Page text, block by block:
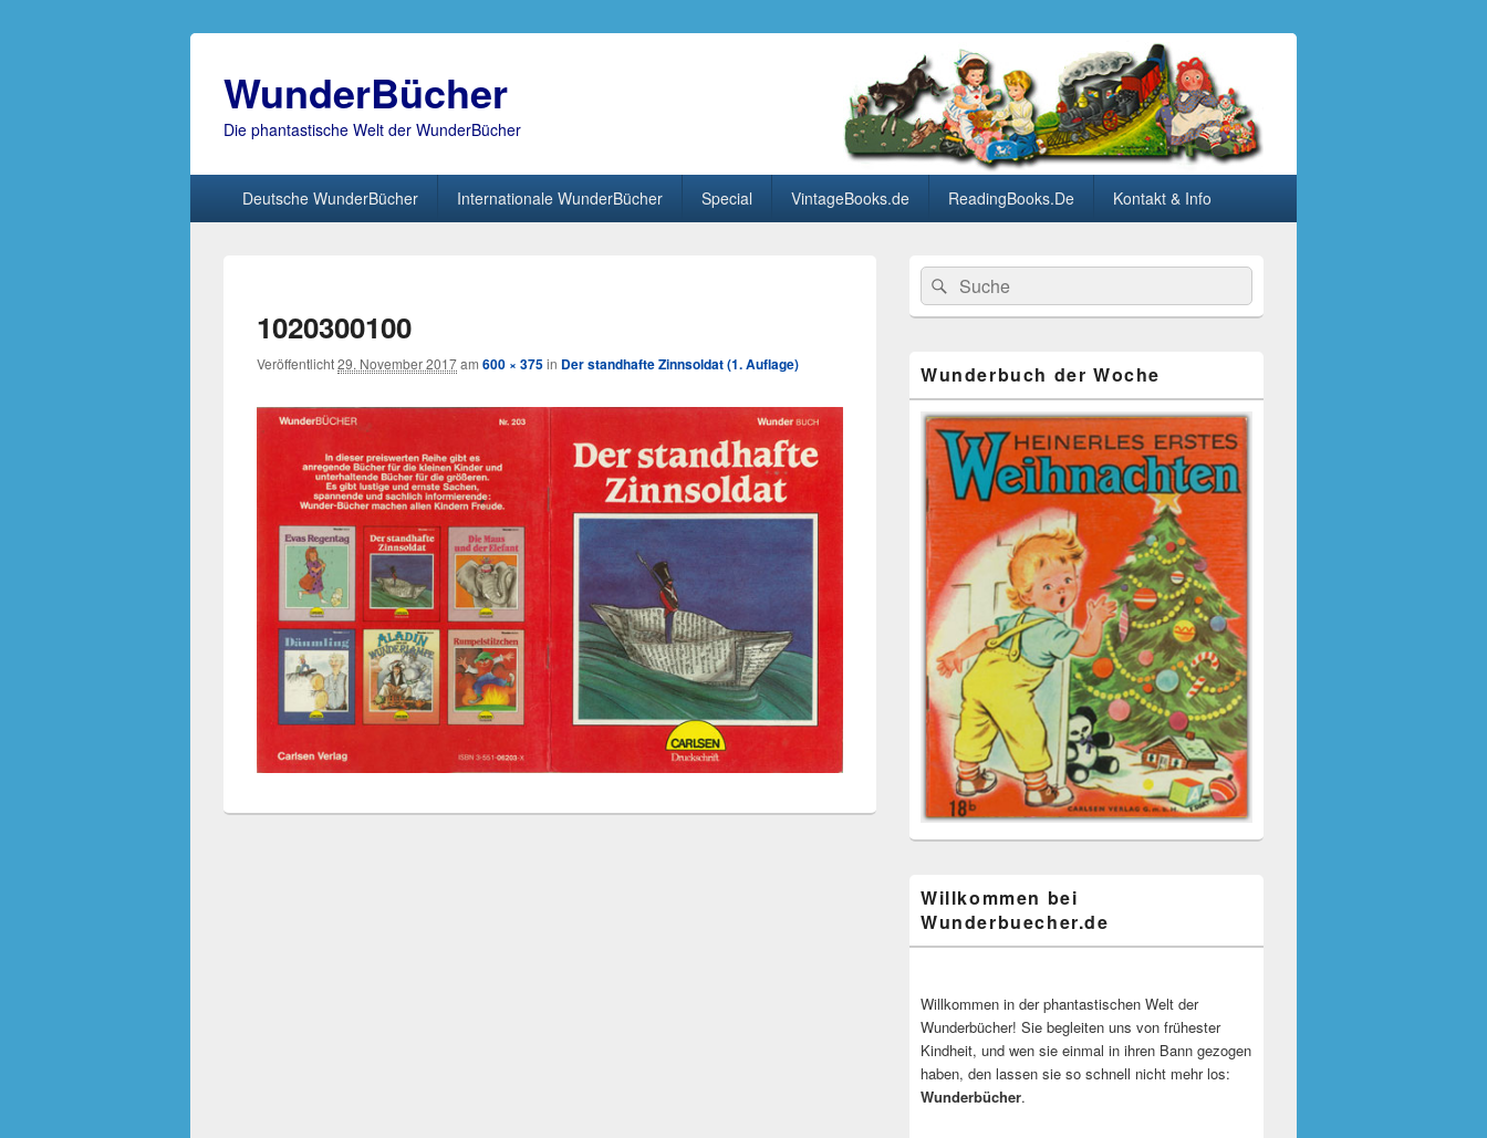
WunderBücher
Die phantastische Welt der WunderBücher
Deutsche WunderBücher Internationale WunderBücher Special VintageBooks.de ReadingBooks.De Kontakt & Info
Navigation
1020300100
Veröffentlicht29. November 2017am 600 × 375in Der standhafte Zinnsoldat (1. Auflage)
Primärer
Seitenleisten
Widget-
Bereich
Search
for:
Suche
Wunderbuch der Woche
Willkommen bei
Wunderbuecher.de
Willkommen in der phantastischen Welt der
Wunderbücher! Sie begleiten uns von frühester
Kindheit, und wen sie einmal in ihren Bann gezogen
haben, den lassen sie so schnell nicht mehr los:
Wunderbücher.